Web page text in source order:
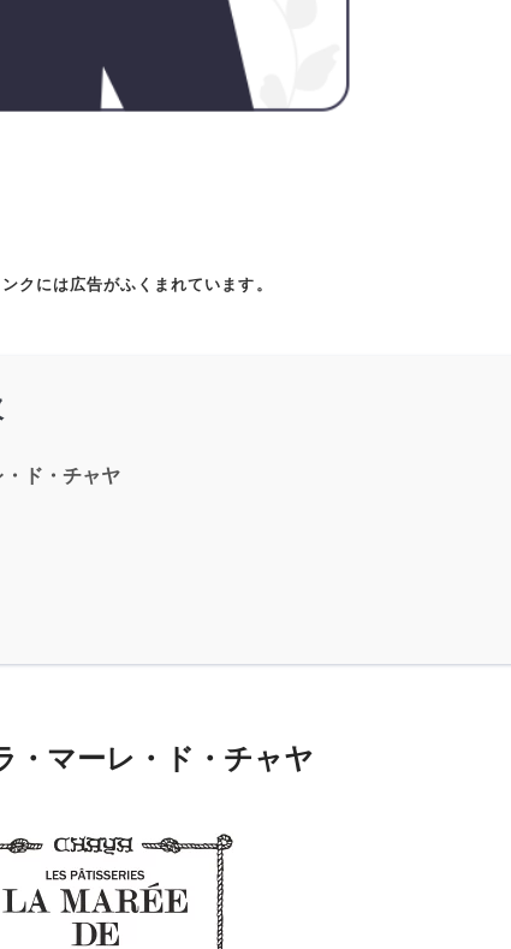
クには広告がふくまれています。
ド・チャヤ
・マーレ・ド・チャヤ